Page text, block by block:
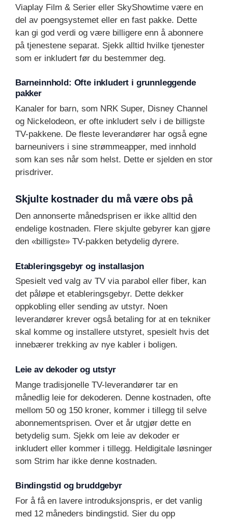
Viaplay Film & Serier eller SkyShowtime være en
del av poengsystemet eller en fast pakke. Dette
kan gi god verdi og være billigere enn å abonnere
på tjenestene separat. Sjekk alltid hvilke tjenester
som er inkludert før du bestemmer deg.
Barneinnhold: Ofte inkludert i grunnleggende
pakker
Kanaler for barn, som NRK Super, Disney Channel
og Nickelodeon, er ofte inkludert selv i de billigste
TV-pakkene. De fleste leverandører har også egne
barneunivers i sine strømmeapper, med innhold
som kan ses når som helst. Dette er sjelden en stor
prisdriver.
Skjulte kostnader du må være obs på
Den annonserte månedsprisen er ikke alltid den
endelige kostnaden. Flere skjulte gebyrer kan gjøre
den «billigste» TV-pakken betydelig dyrere.
Etableringsgebyr og installasjon
Spesielt ved valg av TV via parabol eller fiber, kan
det påløpe et etableringsgebyr. Dette dekker
oppkobling eller sending av utstyr. Noen
leverandører krever også betaling for at en tekniker
skal komme og installere utstyret, spesielt hvis det
innebærer trekking av nye kabler i boligen.
Leie av dekoder og utstyr
Mange tradisjonelle TV-leverandører tar en
månedlig leie for dekoderen. Denne kostnaden, ofte
mellom 50 og 150 kroner, kommer i tillegg til selve
abonnementsprisen. Over et år utgjør dette en
betydelig sum. Sjekk om leie av dekoder er
inkludert eller kommer i tillegg. Heldigitale løsninger
som Strim har ikke denne kostnaden.
Bindingstid og bruddgebyr
For å få en lavere introduksjonspris, er det vanlig
med 12 måneders bindingstid. Sier du opp